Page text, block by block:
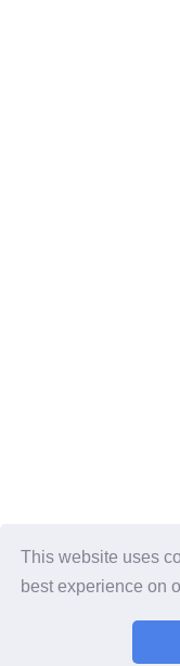
This website uses
best experience on